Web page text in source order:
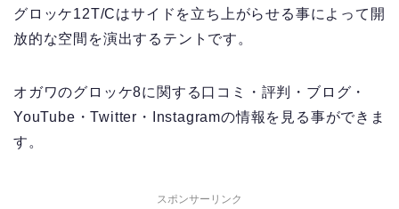
グロッケ12T/Cはサイドを立ち上がらせる事によって開
放的な空間を演出するテントです。
オガワのグロッケ8に関する口コミ・評判・ブログ・
YouTube・Twitter・Instagramの情報を見る事ができま
す。
スポンサーリンク